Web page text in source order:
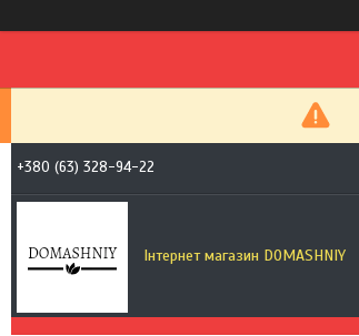
+380 (63) 328-94-22
Інтернет магазин DOMASHNIY